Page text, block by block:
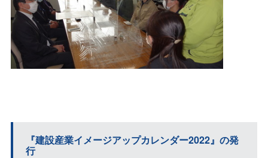
『建設産業イメージアップカレンダー2022』の発
行